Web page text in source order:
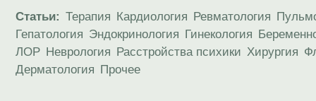
Статьи: Терапия Кардиология Ревматология
Гепатология Эндокринология Гинекология
ЛОР Неврология Расстройства психики Хирургия
Дерматология Прочее